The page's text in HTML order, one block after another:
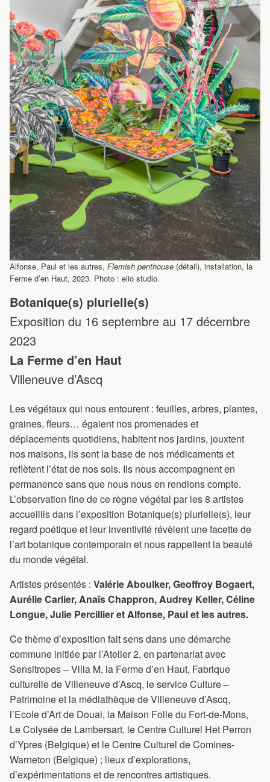
Alfonse, Paul et les autres, Flemish penthouse (détail), installation, la
Ferme d’en Haut, 2023. Photo : eiio studio.
Botanique(s) plurielle(s)
Exposition du 16 septembre au 17 décembre
2023
La Ferme d’en Haut
Villeneuve d’Ascq
Les végétaux qui nous entourent : feuilles, arbres, plantes,
graines, fleurs… égaient nos promenades et
déplacements quotidiens, habitent nos jardins, jouxtent
nos maisons, ils sont la base de nos médicaments et
reflètent l’état de nos sols. Ils nous accompagnent en
permanence sans que nous nous en rendions compte.
L’observation fine de ce règne végétal par les 8 artistes
accueillis dans l’exposition Botanique(s) plurielle(s), leur
regard poétique et leur inventivité révèlent une facette de
l’art botanique contemporain et nous rappellent la beauté
du monde végétal.
Artistes présentés : Valérie Aboulker, Geoffroy Bogaert,
Aurélie Carlier, Anaïs Chappron, Audrey Keller, Céline
Longue, Julie Percillier et Alfonse, Paul et les autres.
Ce thème d’exposition fait sens dans une démarche
commune initiée par l’Atelier 2, en partenariat avec
Sensitropes – Villa M, la Ferme d’en Haut, Fabrique
culturelle de Villeneuve d’Ascq, le service Culture –
Patrimoine et la médiathèque de Villeneuve d’Ascq,
l’Ecole d’Art de Douai, la Maison Folie du Fort-de-Mons,
Le Colysée de Lambersart, le Centre Culturel Het Perron
d’Ypres (Belgique) et le Centre Culturel de Comines-
Warneton (Belgique) ; lieux d’explorations,
d’expérimentations et de rencontres artistiques.